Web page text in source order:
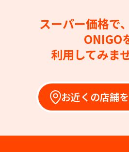
スーパー価格で
ONIGO
利用してみま
お近くの店舗